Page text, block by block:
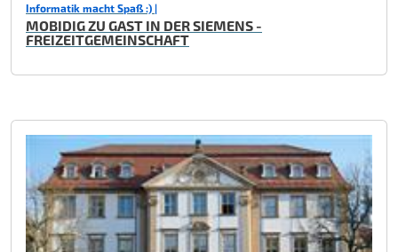
Informatik macht Spaß :) |
MOBIDIG ZU GAST IN DER SIEMENS -
FREIZEITGEMEINSCHAFT